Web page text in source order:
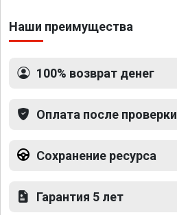
Наши преимущества
100% возврат денег
Оплата после проверки
Сохранение ресурса
Гарантия 5 лет